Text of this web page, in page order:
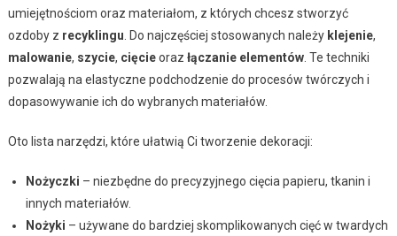
umiejętnościom oraz materiałom, z których chcesz stworzyć
ozdoby z recyklingu . Do najczęściej stosowanych należy klejenie,
malowanie, szycie, cięcieoraz łączanie elementów. Te techniki
pozwalają na elastyczne podchodzenie do procesów twórczych i
dopasowywanie ich do wybranych materiałów.
Oto lista narzędzi, które ułatwią Ci tworzenie dekoracji:
Nożyczki – niezbędne do precyzyjnego cięcia papieru, tkanin i
innych materiałów.
Nożyki – używane do bardziej skomplikowanych cięć w twardych